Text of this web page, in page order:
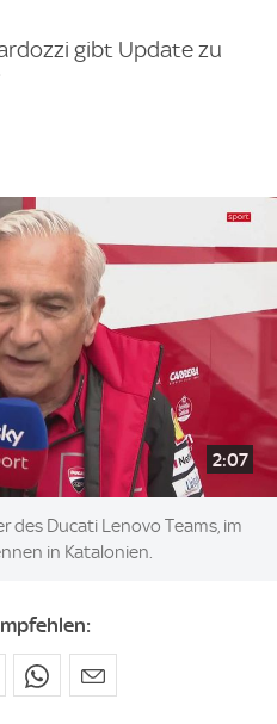
gibt Update zu
2:07
des Ducati Lenovo Teams, im
in Katalonien.